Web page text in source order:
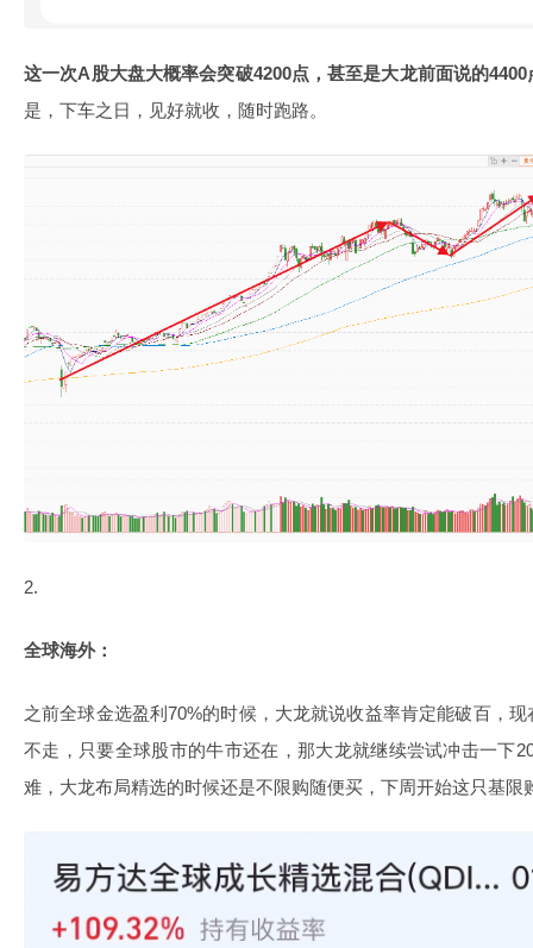
这一次A股大盘大概率会突破4200点，甚至是大龙前面说的4400
是，下车之日，见好就收，随时跑路。
2.
全球海外：
之前全球金选盈利70%的时候，大龙就说收益率肯定能破百，
不走，只要全球股市的牛市还在，那大龙就继续尝试冲击一下
难，大龙布局精选的时候还是不限购随便买，下周开始这只基限